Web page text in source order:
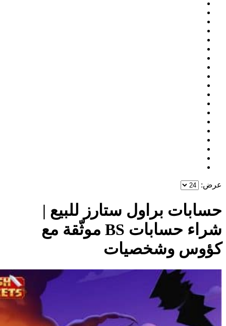
عرض:
حسابات براول ستارز للبيع |
شراء حسابات BS موثّقة مع
كؤوس وشخصيات